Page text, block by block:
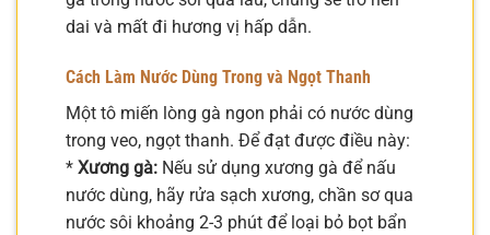
dai và mất đi hương vị hấp dẫn.
Cách Làm Nước Dùng Trong và Ngọt Thanh
Một tô miến lòng gà ngon phải có nước dùng
trong veo, ngọt thanh. Để đạt được điều này:
* Xương gà: Nếu sử dụng xương gà để nấu
nước dùng, hãy rửa sạch xương, chần sơ qua
nước sôi khoảng 2-3 phút để loại bỏ bọt bẩn